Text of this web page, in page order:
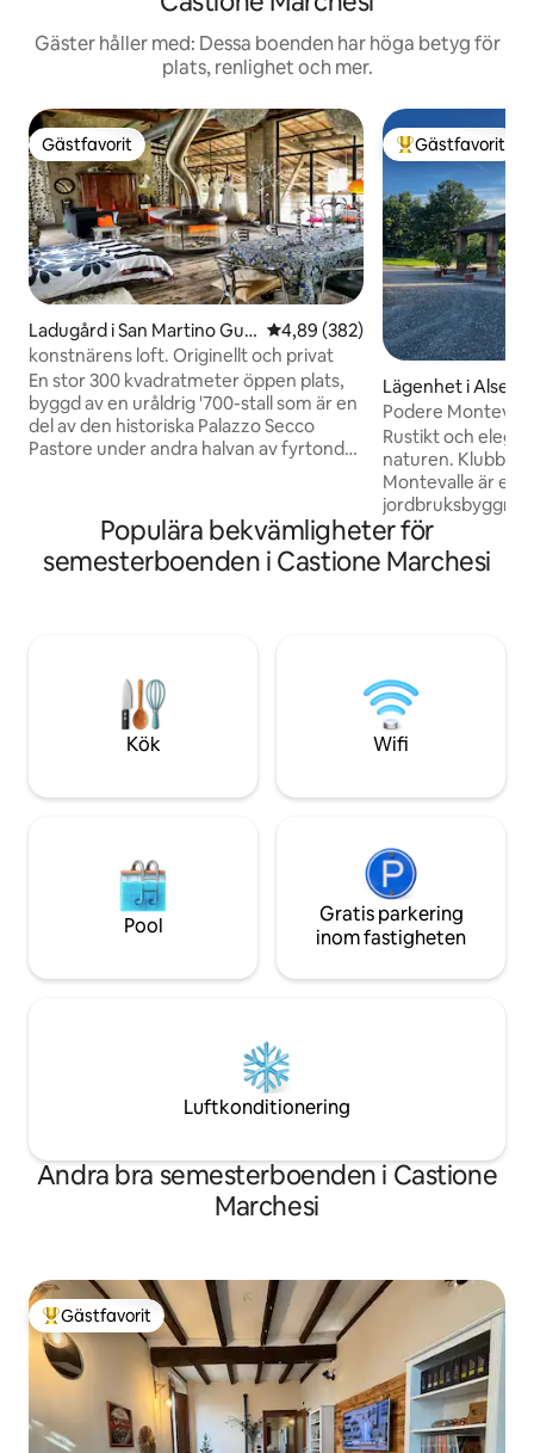
Gäster håller med: Dessa boenden har höga betyg för
plats, renlighet och mer.
Gästfavorit
Gästfavorit
Ladugård i San Martino Gus
nago
4,89 av 5 i genomsnittligt
4,89 (382)
konstnärens loft. Originellt och privat
En stor 300 kvadratmeter öppen plats,
byggd av en uråldrig '700-stall som är en
del av den historiska Palazzo Secco
Pastore under andra halvan av fyrtonde
parken inhägnad av gamla väggar. Jag
har passionerat möblerat det genom att
skapa en blandning av olika epoker, vilket
Populär
Gästfavorit
Lägenhet i Alseno
Podere
Rustikt och
naturen. Klubbhuset i Podere
Montevalle är en
mitten av 1800-
från början av
var det
badrum, en
Perfekt för
konststäder och
utomhussporter.
Populära bekvämligheter för
semesterboenden i Castione Marchesi
Kök Wifi
Pool
Gratis parkering
inom fastigheten
Luftkonditionering
Andra bra semesterboenden i Castione
Marchesi
Populär gästfavorit
Gästfavorit